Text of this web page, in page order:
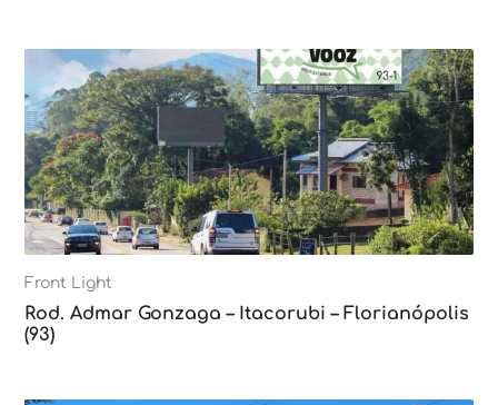
Front Light
Rod. Admar Gonzaga – Itacorubi – Florianópolis
(93)